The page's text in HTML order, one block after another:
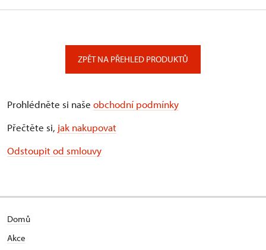
ZPĚT NA PŘEHLED PRODUKTŮ
Prohlédněte si naše obchodní podmínky
Přečtěte si, jak nakupovat
Odstoupit od smlouvy
Domů
Akce